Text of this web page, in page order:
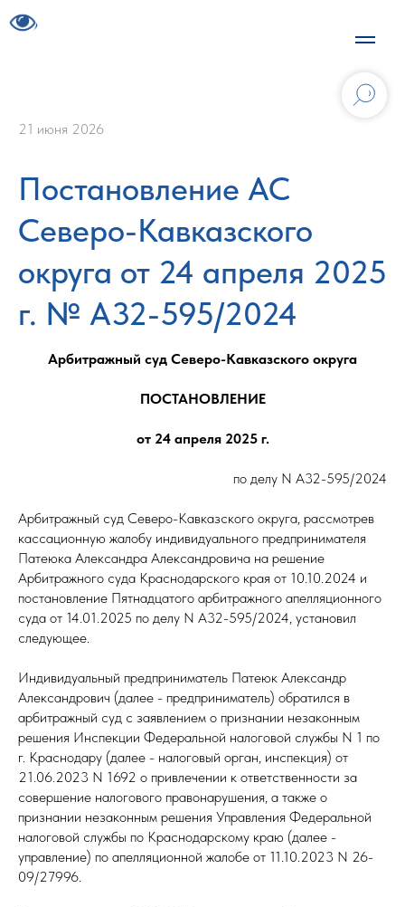
21 июня 2026
Постановление АС
Северо-Кавказского
округа от 24 апреля 2025
г. № А32-595/2024
Арбитражный суд Северо-Кавказского округа
ПОСТАНОВЛЕНИЕ
от 24 апреля 2025 г.
по делу N А32-595/2024
Арбитражный суд Северо-Кавказского округа, рассмотрев
кассационную жалобу индивидуального предпринимателя
Патеюка Александра Александровича на решение
Арбитражного суда Краснодарского края от 10.10.2024 и
постановление Пятнадцатого арбитражного апелляционного
суда от 14.01.2025 по делу N А32-595/2024, установил
следующее.
Индивидуальный предприниматель Патеюк Александр
Александрович (далее - предприниматель) обратился в
арбитражный суд с заявлением о признании незаконным
решения Инспекции Федеральной налоговой службы N 1 по
г. Краснодару (далее - налоговый орган, инспекция) от
21.06.2023 N 1692 о привлечении к ответственности за
совершение налогового правонарушения, а также о
признании незаконным решения Управления Федеральной
налоговой службы по Краснодарскому краю (далее -
управление) по апелляционной жалобе от 11.10.2023 N 26-
09/27996.